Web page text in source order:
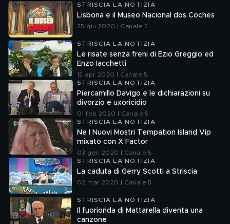
STRISCIA LA NOTIZIA
Lisbona e il Museo Nacional dos Coches
25 giu 2020 | Canale 5
STRISCIA LA NOTIZIA
Le risate senza freni di Ezio Greggio ed
Enzo Iacchetti
13 apr 2020 | Canale 5
STRISCIA LA NOTIZIA
Piercamillo Davigo e le dichiarazioni su
divorzio e uxoricidio
01 feb 2020 | Canale 5
STRISCIA LA NOTIZIA
Ne I Nuovi Mostri Tempation Island Vip
mixato con X Factor
03 gen 2020 | Canale 5
STRISCIA LA NOTIZIA
La caduta di Gerry Scotti a Striscia
02 mar 2020 | Canale 5
STRISCIA LA NOTIZIA
Il fuorionda di Mattarella diventa una
canzone